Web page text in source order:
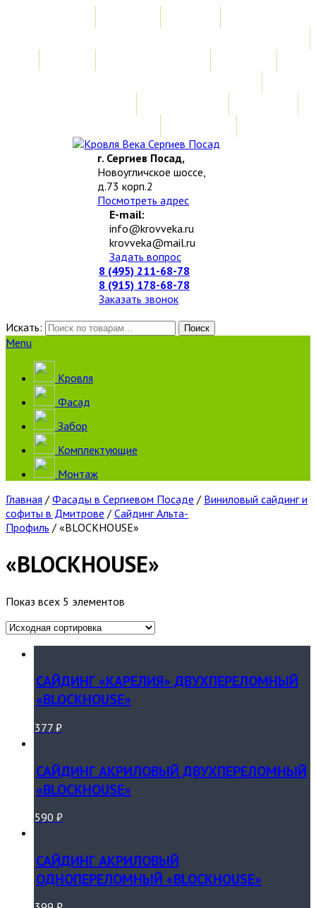
г. Сергиев Посад,
Новоугличское шоссе,
д.73 корп.2
Посмотреть адрес
E-mail:
info@krovveka.ru
krovveka@mail.ru
Задать вопрос
8 (495) 211-68-78
8 (915) 178-68-78
Заказать звонок
Искать:
Поиск
Menu
Кровля
Фасад
Забор
Комплектующие
Монтаж
Главная / Фасады в Сергиевом Посаде / Виниловый сайдинг и
софиты в Дмитрове / Сайдинг Альта-
Профиль / «BLOCKHOUSE»
«BLOCKHOUSE»
Показ всех 5 элементов
САЙДИНГ «КАРЕЛИЯ» ДВУХПЕРЕЛОМНЫЙ
«BLOCKHOUSE»
377 ₽
САЙДИНГ АКРИЛОВЫЙ ДВУХПЕРЕЛОМНЫЙ
«BLOCKHOUSE»
590 ₽
САЙДИНГ АКРИЛОВЫЙ
ОДНОПЕРЕЛОМНЫЙ «BLOCKHOUSE»